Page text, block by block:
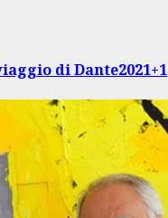
di Dante2021+1